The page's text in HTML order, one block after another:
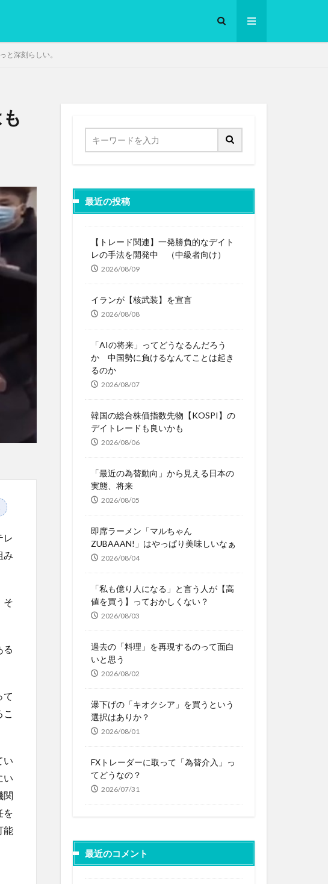
と深刻らしい。
レ
み
そ
る
て
い
い
関
を
能
最近の投稿
【トレード関連】一発勝負的なデイト
レの手法を開発中 （中級者向け）
2026/08/09
イランが【核武装】を宣言
2026/08/08
「AIの将来」ってどうなるんだろう
か 中国勢に負けるなんてことは起き
るのか
2026/08/07
韓国の総合株価指数先物【KOSPI】の
デイトレードも良いかも
2026/08/06
「最近の為替動向」から見える日本の
実態、将来
2026/08/05
即席ラーメン「マルちゃん
ZUBAAAN!」はやっぱり美味しいなぁ
2026/08/04
「私も億り人になる」と言う人が【高
値を買う】っておかしくない？
2026/08/03
過去の「料理」を再現するのって面白
いと思う
2026/08/02
瀑下げの「キオクシア」を買うという
選択はありか？
2026/08/01
FXトレーダーに取って「為替介入」っ
てどうなの？
2026/07/31
最近のコメント
低温調理・スロークッカー